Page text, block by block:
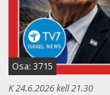
Osa: 3715
K 24.6.2026 kell 21.30